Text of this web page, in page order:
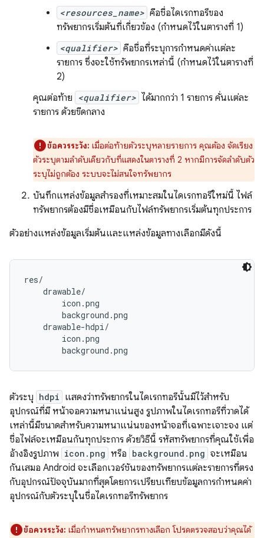
<resources_name> คือชื่อไดเรกทอรีของ
ทรัพยากรเริ่มต้นที่เกี่ยวข้อง (กำหนดไว้ในตารางที่ 1)
<qualifier> คือชื่อที่ระบุการกำหนดค่าแต่ละ
รายการ ซึ่งจะใช้ทรัพยากรเหล่านี้ (กำหนดไว้ในตารางที่
2)
คุณต่อท้าย
<qualifier> ได้มากกว่า 1 รายการ คั่นแต่ละ
รายการ ด้วยขีดกลาง
ข้อควรระวัง: เมื่อต่อท้ายตัวระบุหลายรายการ คุณต้อง จัดเรียง
ตัวระบุตามลำดับเดียวกับที่แสดงในตารางที่ 2 หากมีการจัดลำดับตัว
ระบุไม่ถูกต้อง ระบบจะไม่สนใจทรัพยากร
บันทึกแหล่งข้อมูลสำรองที่เหมาะสมในไดเรกทอรีใหม่นี้ ไฟล์
ทรัพยากรต้องมีชื่อเหมือนกับไฟล์ทรัพยากรเริ่มต้นทุกประการ
ตัวอย่างแหล่งข้อมูลเริ่มต้นและแหล่งข้อมูลทางเลือกมีดังนี้
res/
    drawable/
        icon.png
        background.png
    drawable-hdpi/
        icon.png
ตัวระบุ hdpi แสดงว่าทรัพยากรในไดเรกทอรีนั้นมีไว้สำหรับ
อุปกรณ์ที่มี หน้าจอความหนาแน่นสูง รูปภาพในไดเรกทอรีที่วาดได้
เหล่านี้มีขนาดสำหรับความหนาแน่นของหน้าจอที่เฉพาะเจาะจง แต่
ชื่อไฟล์จะเหมือนกันทุกประการ ด้วยวิธีนี้ รหัสทรัพยากรที่คุณใช้เพื่อ
อ้างอิงรูปภาพ icon.png หรือ background.png จะเหมือน
กันเสมอ Android จะเลือกเวอร์ชันของทรัพยากรแต่ละรายการที่ตรง
กับอุปกรณ์ปัจจุบันมากที่สุดโดยการเปรียบเทียบข้อมูลการกำหนดค่า
อุปกรณ์กับตัวระบุในชื่อไดเรกทอรีทรัพยากร
ข้อควรระวัง: เมื่อกำหนดทรัพยากรทางเลือก โปรดตรวจสอบว่าคุณได้